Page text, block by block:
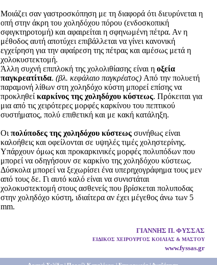
Μοιάζει σαν γαστροσκόπηση με τη διαφορά ότι διευρύνεται η
οπή στην άκρη του χοληδόχου πόρου (ενδοσκοπική
σφιγκτηροτομή) και αφαιρείται η σφηνωμένη πέτρα. Αν η
μέθοδος αυτή αποτύχει επιβάλλεται να γίνει κανονική
εγχείρηση για την αφαίρεση της πέτρας και αμέσως μετά η
χολοκυστεκτομή.
Άλλη συχνή επιπλοκή της χολολιθίασης είναι η οξεία
παγκρεατίτιδα. (βλ. κεφάλαιο παγκρέατος) Από την πολυετή
παραμονή λίθων στη χοληδόχο κύστη μπορεί επίσης να
προκληθεί καρκίνος της χοληδόχου κύστεως. Πρόκειται για
μια από τις χειρότερες μορφές καρκίνου του πεπτικού
συστήματος, πολύ επιθετική και με κακή κατάληξη.
Οι πολύποδες της χοληδόχου κύστεως συνήθως είναι
καλοήθεις και οφείλονται σε υψηλές τιμές χοληστερίνης.
Υπάρχουν όμως και προκαρκινικές μορφές πολυπόδων που
μπορεί να οδηγήσουν σε καρκίνο της χοληδόχου κύστεως.
Δύσκολα μπορεί να ξεχωρίσει ένα υπερηχογράφημα τους μεν
από τους δε. Γι αυτό καλό είναι να συνιστάται
χολοκυστεκτομή στους ασθενείς που βρίσκεται πολυποδας
στην χοληδόχο κύστη, ιδιαίτερα αν έχει μέγεθος άνω των 5
mm.
ΓΙΑΝΝΗΣ Π. ΦΥΣΣΑΣ
ΕΙΔΙΚΟΣ ΧΕΙΡΟΥΡΓΟΣ ΚΟΙΛΙΑΣ & ΜΑΣΤΟΥ
www.fyssas.gr